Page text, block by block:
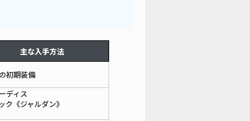
主な入手方法
初期装備
ディス
ク《ジャルダン》